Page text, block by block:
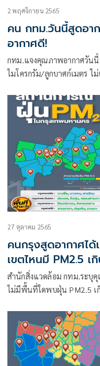
2 พฤศจิกายน 2565
คน กทม.วันนี้สูดอา
อากาศดี!
กทม.แจงคุณภาพอากาศวันนี้
ไมโครกรัม/ลูกบาศก์เมตร
27 ตุลาคม 2565
คนกรุงสูดอากาศไ
เขตไหนมี PM2.5 เ
สำนักสิ่งแวดล้อม กทม.ระบุ
ไม่มีพื้นที่ใดพบฝุ่น PM2.5 เ